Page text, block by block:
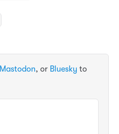
Mastodon, or Bluesky to